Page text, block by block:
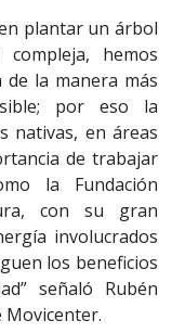
plantar un árbol
hemos
la manera más
por eso la
nativas, en áreas
de trabajar
la Fundación
con su gran
involucrados
los beneficios
señaló Rubén
Movicenter.